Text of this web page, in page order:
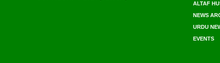
ALTAF
NEWS
URDU
EVENTS